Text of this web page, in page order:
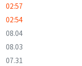
등록일
02:57
등록일
02:54
등록일
08.04
등록일
08.03
등록일
07.31